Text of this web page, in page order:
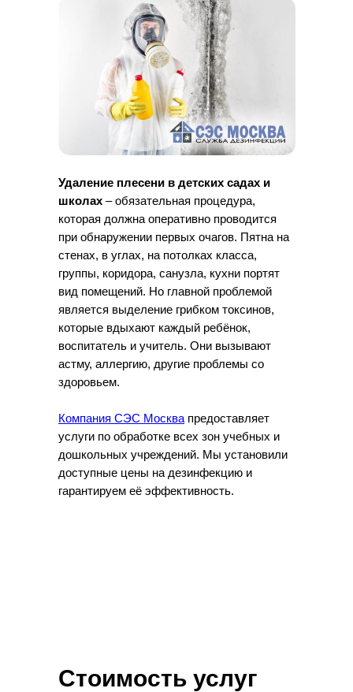
Удаление плесени в детских садах и
школах – обязательная процедура,
которая должна оперативно проводится
при обнаружении первых очагов. Пятна на
стенах, в углах, на потолках класса,
группы, коридора, санузла, кухни портят
вид помещений. Но главной проблемой
является выделение грибком токсинов,
которые вдыхают каждый ребёнок,
воспитатель и учитель. Они вызывают
астму, аллергию, другие проблемы со
здоровьем.
Компания СЭС Москва предоставляет
услуги по обработке всех зон учебных и
дошкольных учреждений. Мы установили
доступные цены на дезинфекцию и
гарантируем её эффективность.
Стоимость услуг